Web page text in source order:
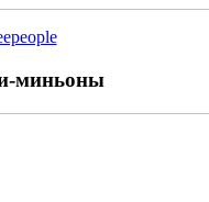
миньоны